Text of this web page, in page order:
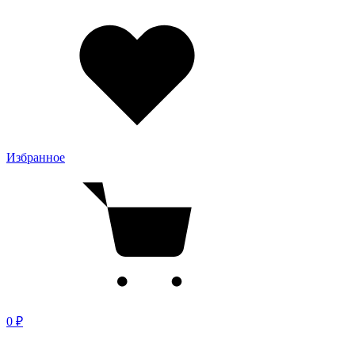
Избранное
0 ₽